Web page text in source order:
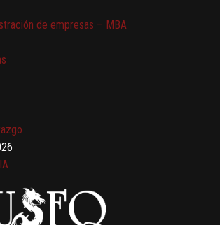
de empresas – MBA